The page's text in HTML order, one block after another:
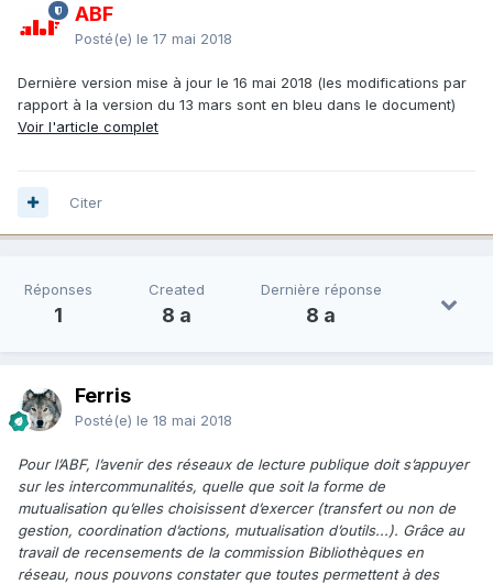
ABF
Posté(e) le 17 mai 2018
Dernière version mise à jour le 16 mai 2018 (les modifications par
rapport à la version du 13 mars sont en bleu dans le document)
Voir l'article complet
Citer
Réponses
1
Created
8 a
Dernière réponse
8 a
Ferris
Posté(e) le 18 mai 2018
Pour l’ABF, l’avenir des réseaux de lecture publique doit s’appuyer
sur les intercommunalités, quelle que soit la forme de
mutualisation qu’elles choisissent d’exercer (transfert ou non de
gestion, coordination d’actions, mutualisation d’outils...). Grâce au
travail de recensements de la commission Bibliothèques en
réseau, nous pouvons constater que toutes permettent à des